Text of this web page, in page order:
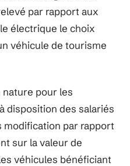
par rapport aux
électrique le choix
véhicule de tourisme
nature pour les
disposition des salariés
modification par rapport
sur la valeur de
véhicules bénéficiant